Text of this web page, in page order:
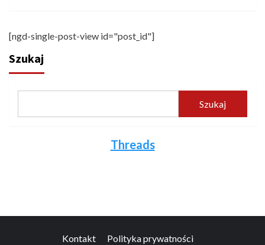
[ngd-single-post-view id="post_id"]
Szukaj
Szukaj
Threads
Kontakt Polityka prywatności